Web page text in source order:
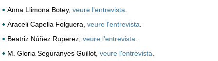
Anna Llimona Botey, veure l'entrevista.
Araceli Capella Folguera, veure l'entrevista.
Beatriz Núñez Ruperez, veure l'entrevista.
M. Gloria Seguranyes Guillot, veure l'entrevista.